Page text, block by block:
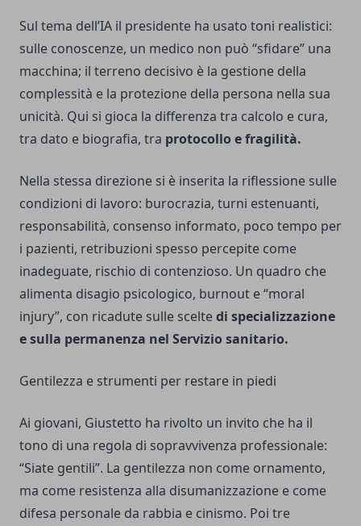
Sul tema dell’IA il presidente ha usato toni realistici:
sulle conoscenze, un medico non può “sfidare” una
macchina; il terreno decisivo è la gestione della
complessità e la protezione della persona nella sua
unicità. Qui si gioca la differenza tra calcolo e cura,
tra dato e biografia, tra protocollo e fragilità.
Nella stessa direzione si è inserita la riflessione sulle
condizioni di lavoro: burocrazia, turni estenuanti,
responsabilità, consenso informato, poco tempo per
i pazienti, retribuzioni spesso percepite come
inadeguate, rischio di contenzioso. Un quadro che
alimenta disagio psicologico, burnout e “moral
injury”, con ricadute sulle sceltedi specializzazione
e sulla permanenza nel Servizio sanitario.
Gentilezza e strumenti per restare in piedi
Ai giovani, Giustetto ha rivolto un invito che ha il
tono di una regola di sopravvivenza professionale:
“Siate gentili”. La gentilezza non come ornamento,
ma come resistenza alla disumanizzazione e come
difesa personale da rabbia e cinismo. Poi tre